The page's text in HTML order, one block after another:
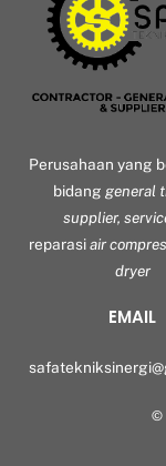
Perusahaan yang
bidang general
supplier,
reparasiair
dryer
EMAIL
©